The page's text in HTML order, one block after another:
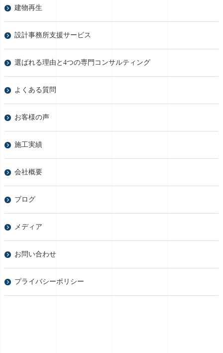
建物再生
設計事務所支援サービス
選ばれる理由と4つの専門コンサルティング
よくある質問
お客様の声
施工実績
会社概要
ブログ
メディア
お問い合わせ
プライバシーポリシー